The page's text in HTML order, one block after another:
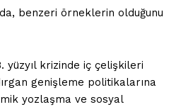
benzeri örneklerin olduğunu
yüzyıl krizinde iç çelişkileri
genişleme politikalarına
yozlaşma ve sosyal